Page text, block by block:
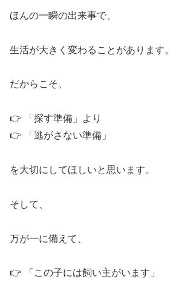
ほんの一瞬の出来事で、
生活が大きく変わることがあります。
だからこそ、
👉 「探す準備」より
👉 「逃がさない準備」
を大切にしてほしいと思います。
そして、
万が一に備えて、
👉 「この子には飼い主がいます」